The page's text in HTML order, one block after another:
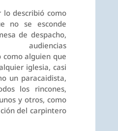
lo describió como
no se esconde
de despacho,
audiencias
como alguien que
iglesia, casi
un paracaidista,
los rincones,
y otros, como
del carpintero